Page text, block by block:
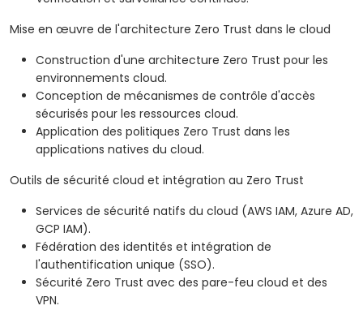
Mise en œuvre de l'architecture Zero Trust dans le cloud
Construction d'une architecture Zero Trust pour les
environnements cloud.
Conception de mécanismes de contrôle d'accès
sécurisés pour les ressources cloud.
Application des politiques Zero Trust dans les
applications natives du cloud.
Outils de sécurité cloud et intégration au Zero Trust
Services de sécurité natifs du cloud (AWS IAM, Azure AD,
GCP IAM).
Fédération des identités et intégration de
l'authentification unique (SSO).
Sécurité Zero Trust avec des pare-feu cloud et des
VPN.